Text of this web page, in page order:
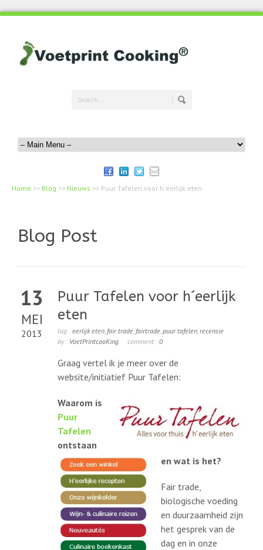
Home >> Blog >> Nieuws >> Puur Tafelen voor h´eerlijk eten
Blog Post
13
MEI
2013
Puur Tafelen voor h´eerlijk
eten
tag : eerlijk eten, fair trade, fairtrade,puur tafelen,recensie
by : VoetPrintcooKing comment : 0
Graag vertel ik je meer over de
website/initiatief Puur Tafelen:
Waarom is
Puur
Tafelen
ontstaan
en wat is het?
Fair trade,
biologische voeding
en duurzaamheid zijn
het gesprek van de
dag en in onze